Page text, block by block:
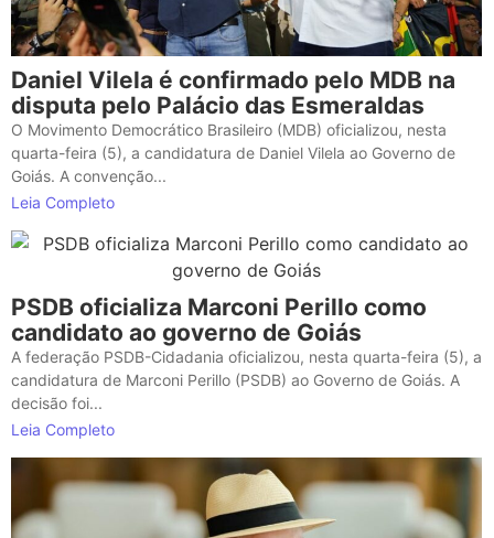
Daniel Vilela é confirmado pelo MDB na
disputa pelo Palácio das Esmeraldas
O Movimento Democrático Brasileiro (MDB) oficializou, nesta
quarta-feira (5), a candidatura de Daniel Vilela ao Governo de
Goiás. A convenção...
Leia Completo
PSDB oficializa Marconi Perillo como
candidato ao governo de Goiás
A federação PSDB-Cidadania oficializou, nesta quarta-feira (5), a
candidatura de Marconi Perillo (PSDB) ao Governo de Goiás. A
decisão foi...
Leia Completo